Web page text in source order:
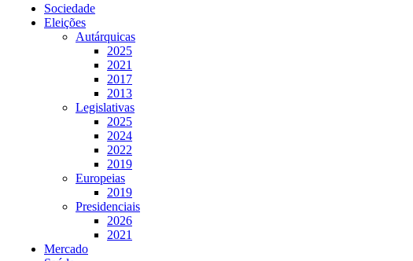
Sociedade
Eleições
Autárquicas
2025
2021
2017
2013
Legislativas
2025
2024
2022
2019
Europeias
2019
Presidenciais
2026
2021
Mercado